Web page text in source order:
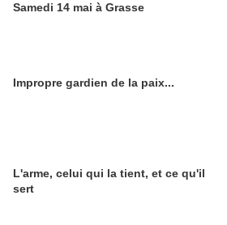
Samedi 14 mai à Grasse
Impropre gardien de la paix...
L'arme, celui qui la tient, et ce qu'il
sert